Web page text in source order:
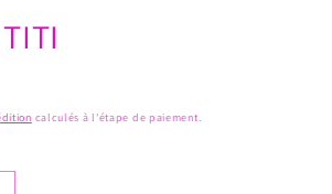
calculés à l'étape de paiement.